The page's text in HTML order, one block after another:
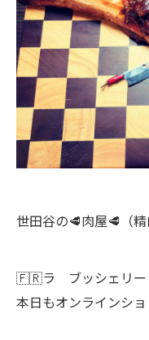
世田谷の🥩肉屋🥩（
🇫🇷ラ ブッシェリ
本日もオンラインシ